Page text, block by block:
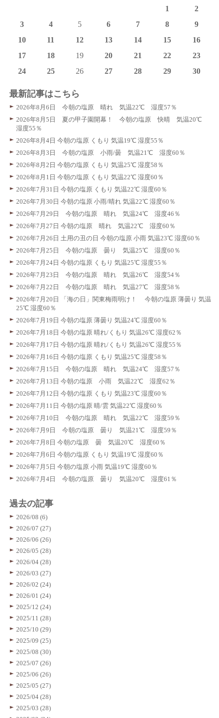
1
2
3
4 5 6 7 8
9
10
11 12 13 14 15
16
17
18 19 20 21 22
23
24
25 26 27 28 29 30
最新記事はこちら
2026年8月6日 今朝の塩原 晴れ 気温22℃ 湿度57％
2026年8月5日 夏の甲子園開幕！ 今朝の塩原 快晴 気温20℃
湿度55％
2026年8月4日 今朝の塩原 くもり 気温19℃ 湿度55％
2026年8月3日 今朝の塩原 小雨/曇 気温21℃ 湿度60％
2026年8月2日 今朝の塩原 くもり 気温25℃ 湿度58％
2026年8月1日 今朝の塩原 くもり 気温22℃ 湿度60％
2026年7月31日 今朝の塩原 くもり 気温22℃ 湿度60％
2026年7月30日 今朝の塩原 小雨/晴れ 気温22℃ 湿度60％
2026年7月29日 今朝の塩原 晴れ 気温24℃ 湿度46％
2026年7月27日 今朝の塩原 晴れ 気温22℃ 湿度60％
2026年7月26日 土用の丑の日 今朝の塩原 小雨 気温23℃ 湿度60％
2026年7月25日 今朝の塩原 曇り 気温25℃ 湿度60％
2026年7月24日 今朝の塩原 くもり 気温25℃ 湿度55％
2026年7月23日 今朝の塩原 晴れ 気温26℃ 湿度54％
2026年7月22日 今朝の塩原 晴れ 気温27℃ 湿度58％
2026年7月20日 「海の日」関東梅雨明け！ 今朝の塩原 薄曇り 気温
25℃ 湿度60％
2026年7月19日 今朝の塩原 薄曇り 気温24℃ 湿度60％
2026年7月18日 今朝の塩原 晴れ/くもり 気温26℃ 湿度62％
2026年7月17日 今朝の塩原 晴れ/くもり 気温26℃ 湿度55％
2026年7月16日 今朝の塩原 くもり 気温25℃ 湿度58％
2026年7月15日 今朝の塩原 晴れ 気温24℃ 湿度57％
2026年7月13日 今朝の塩原 小雨 気温22℃ 湿度62％
2026年7月12日 今朝の塩原 くもり 気温23℃ 湿度60％
2026年7月11日 今朝の塩原 晴/雲 気温22℃ 湿度60％
2026年7月10日 今朝の塩原 晴れ 気温22℃ 湿度59％
2026年7月9日 今朝の塩原 曇り 気温21℃ 湿度59％
2026年7月8日 今朝の塩原 曇 気温20℃ 湿度60％
2026年7月6日 今朝の塩原 くもり 気温19℃ 湿度60％
2026年7月5日 今朝の塩原 小雨 気温19℃ 湿度60％
2026年7月4日 今朝の塩原 曇り 気温20℃ 湿度61％
過去の記事
2026/08 (6)
2026/07 (27)
2026/06 (26)
2026/05 (28)
2026/04 (28)
2026/03 (27)
2026/02 (24)
2026/01 (24)
2025/12 (24)
2025/11 (28)
2025/10 (29)
2025/09 (25)
2025/08 (30)
2025/07 (26)
2025/06 (26)
2025/05 (27)
2025/04 (28)
2025/03 (28)